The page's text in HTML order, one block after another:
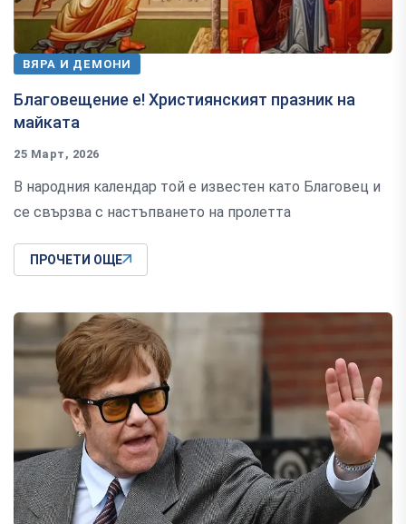
ВЯРА И ДЕМОНИ
Благовещение е! Християнският празник на
майката
25 Март, 2026
В народния календар той е известен като Благовец и
се свързва с настъпването на пролетта
ПРОЧЕТИ ОЩЕ